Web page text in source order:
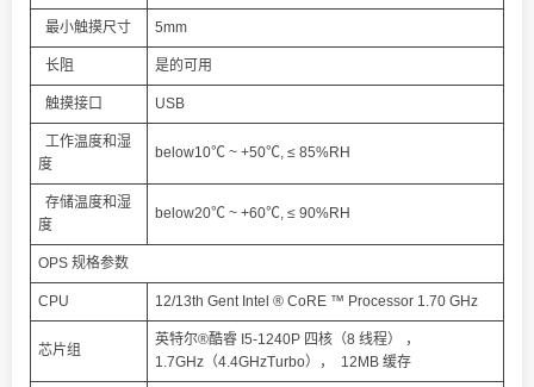
最小触摸尺寸 5mm
长阻 是的可用
触摸接口 USB
工作温度和湿
度
below10℃ ~ +50℃, ≤ 85%RH
存储温度和湿
度
below20℃ ~ +60℃, ≤ 90%RH
OPS 规格参数
CPU 12/13th Gent Intel ® CoRE ™ Processor 1.70 GHz
芯片组
英特尔®酷睿 I5-1240P 四核（8 线程） ，
1.7GHz（4.4GHzTurbo）， 12MB 缓存